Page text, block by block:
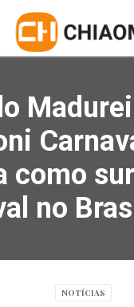
como
no
NOTÍCIAS